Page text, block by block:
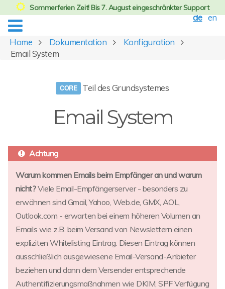
de en
Home Dokumentation
Konfiguration
Email System
Teil des Grundsystemes
Email System
Warum kommen Emails beim Empfänger an und warum
nicht?Viele Email-Empfängerserver - besonders zu
erwähnen sind Gmail, Yahoo, Web.de, GMX, AOL,
Outlook.com - erwarten bei einem höheren Volumen an
Emails wie z.B. beim Versand von Newslettern einen
expliziten Whitelisting Eintrag. Diesen Eintrag können
ausschließlich ausgewiesene Email-Versand-Anbieter
beziehen und dann dem Versender entsprechende
Authentifizierungsmaßnahmen wie DKIM, SPF Verfügung
Sommerferien Zeit! Bis 7. August eingeschränkter Support